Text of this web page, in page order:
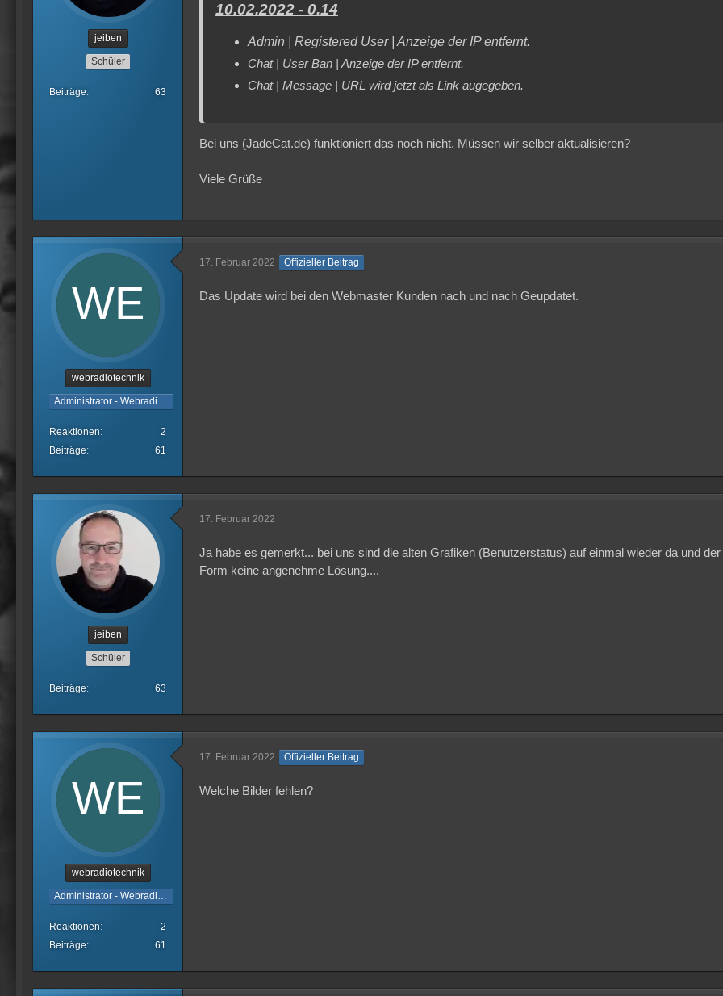
jeiben
Schüler
Beiträge 63
10.02.2022 - 0.14
Admin | Registered User | Anzeige der IP entfernt.
Chat | User Ban | Anzeige der IP entfernt.
Chat | Message | URL wird jetzt als Link augegeben.
Bei uns (JadeCat.de) funktioniert das noch nicht. Müssen wir selber aktualisieren?
Viele Grüße
webradiotechnik
Reaktionen
2
Beiträge
61
17. Februar 2022 Offizieller Beitrag
Das Update wird bei den Webmaster Kunden nach und nach Geupdatet.
jeiben
Schüler
Beiträge 63
17. Februar 2022
Ja habe es gemerkt... bei uns sind die alten Grafiken (Benutzerstatus) auf einmal wieder da und
Form keine angenehme Lösung....
webradiotechnik
Reaktionen
2
Beiträge
61
17. Februar 2022 Offizieller Beitrag
Welche Bilder fehlen?